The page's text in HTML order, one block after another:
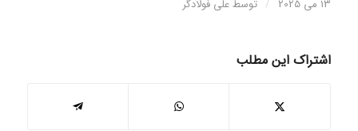
13 می 2025 / توسطعلی فولادگر
اشتراک این مطلب